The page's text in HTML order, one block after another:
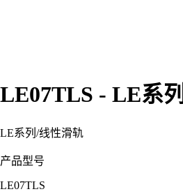
LE07TLS - LE系列
LE系列 /线性滑轨
产品型号
LE07TLS